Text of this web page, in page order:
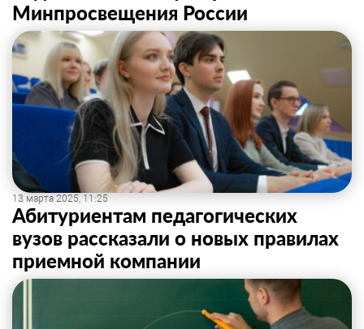
Минпросвещения России
13 марта 2025, 11:25
Абитуриентам педагогических
вузов рассказали о новых правилах
приемной компании